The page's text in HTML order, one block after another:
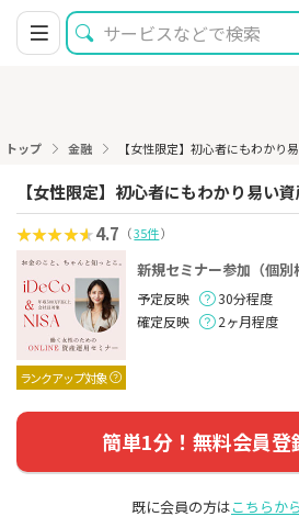
トップ 金融 【女性限定】初心者にもわかり
【女性限定】初心者にもわかり易い
4.7 （35件）
ランクアップ対象
新規セミナー参加（個
予定反映
30分程度
確定反映
2ヶ月程度
簡単1分！無料会員登
既に会員の方はこちらか